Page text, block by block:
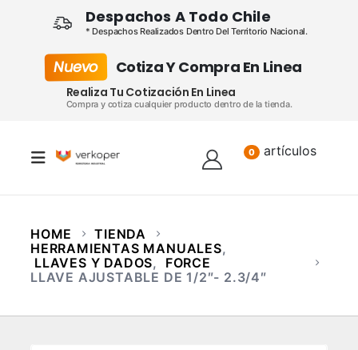
Despachos A Todo Chile
* Despachos Realizados Dentro Del Territorio Nacional.
Nuevo Cotiza Y Compra En Linea
Realiza Tu Cotización En Linea
Compra y cotiza cualquier producto dentro de la tienda.
0 artículos
HOME
TIENDA
HERRAMIENTAS MANUALES,
LLAVES Y DADOS,
FORCE
LLAVE AJUSTABLE DE 1/2″- 2.3/4″